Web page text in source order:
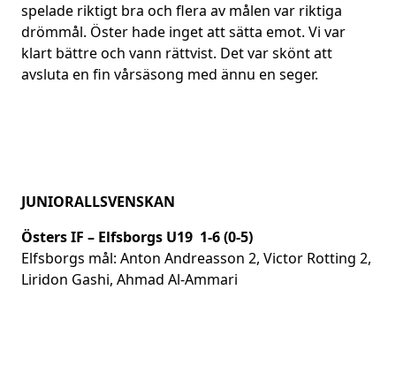
spelade riktigt bra och flera av målen var riktiga
drömmål. Öster hade inget att sätta emot. Vi var
klart bättre och vann rättvist. Det var skönt att
avsluta en fin vårsäsong med ännu en seger.
JUNIORALLSVENSKAN
Östers IF – Elfsborgs U19 1-6 (0-5)
Elfsborgs mål: Anton Andreasson 2, Victor Rotting 2,
Liridon Gashi, Ahmad Al-Ammari